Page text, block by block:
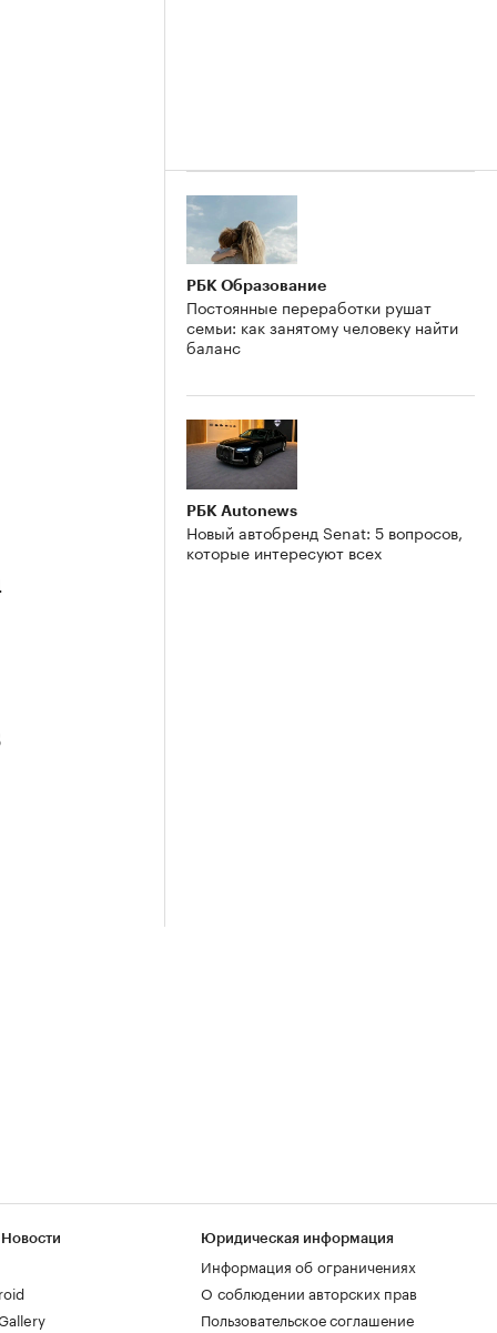
РБК Образование
Постоянные переработки рушат
семьи: как занятому человеку найти
баланс
РБК Autonews
Новый автобренд Senat: 5 вопросов,
которые интересуют всех
Юридическая информация
Информация об ограничениях
О соблюдении авторских прав
Пользовательское соглашение